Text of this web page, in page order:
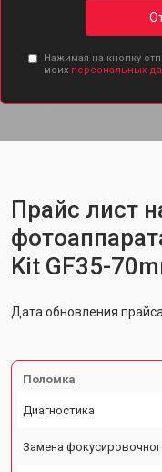
Нажимая на кнопку
моих персональных
Прайс лист
Kit GF35-
Дата обновления
Поломка
Диагностика
Замена